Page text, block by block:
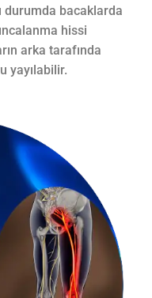
durumda bacaklarda
hissi
arka tarafında
yayılabilir.